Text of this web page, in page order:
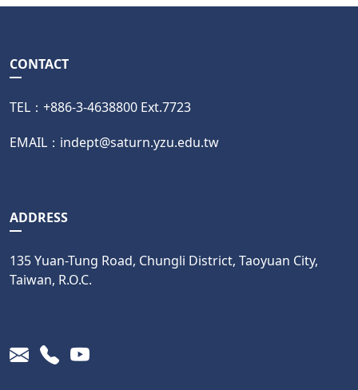
CONTACT
TEL：+886-3-4638800 Ext.7723
EMAIL：indept@saturn.yzu.edu.tw
ADDRESS
135 Yuan-Tung Road, Chungli District, Taoyuan City,
Taiwan, R.O.C.